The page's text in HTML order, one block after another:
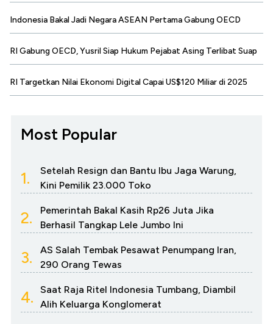
Indonesia Bakal Jadi Negara ASEAN Pertama Gabung OECD
RI Gabung OECD, Yusril Siap Hukum Pejabat Asing Terlibat Suap
RI Targetkan Nilai Ekonomi Digital Capai US$120 Miliar di 2025
Most Popular
1.
Setelah Resign dan Bantu Ibu Jaga Warung,
Kini Pemilik 23.000 Toko
2.
Pemerintah Bakal Kasih Rp26 Juta Jika
Berhasil Tangkap Lele Jumbo Ini
3.
AS Salah Tembak Pesawat Penumpang Iran,
290 Orang Tewas
4.
Saat Raja Ritel Indonesia Tumbang, Diambil
Alih Keluarga Konglomerat